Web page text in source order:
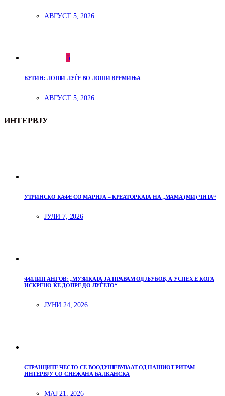
АВГУСТ 5, 2026
5
БУТИН: ЛОШИ ЛУЃЕ ВО ЛОШИ ВРЕМИЊА
АВГУСТ 5, 2026
ИНТЕРВЈУ
УТРИНСКО КАФЕ СО МАРИЈА – КРЕАТОРКАТА НА „МАМА (МИ) ЧИТА“
ЈУЛИ 7, 2026
ФИЛИП АНГОВ: „МУЗИКАТА ЈА ПРАВАМ ОД ЉУБОВ, А УСПЕХ Е КОГА
ИСКРЕНО ЌЕ ДОПРЕ ДО ЛУЃЕТО“
ЈУНИ 24, 2026
СТРАНЦИТЕ ЧЕСТО СЕ ВООДУШЕВУВААТ ОД НАШИОТ РИТАМ –
ИНТЕРВЈУ СО СНЕЖАНА БАЛКАНСКА
МАЈ 21, 2026